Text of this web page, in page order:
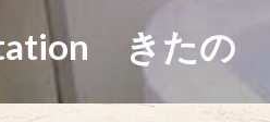
きたの